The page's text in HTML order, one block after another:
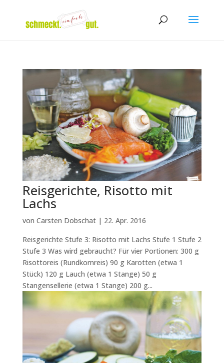
Reisgerichte, Risotto mit
Lachs
von Carsten Dobschat| 22. Apr. 2016
Reisgerichte Stufe 3: Risotto mit Lachs Stufe 1 Stufe 2
Stufe 3 Was wird gebraucht? Für vier Portionen: 300 g
Risottoreis (Rundkornreis) 90 g Karotten (etwa 1
Stück) 120 g Lauch (etwa 1 Stange) 50 g
Stangensellerie (etwa 1 Stange) 200 g...